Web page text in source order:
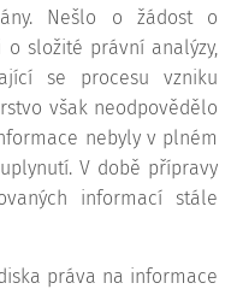
Nešlo o žádost o
složité právní analýzy,
se procesu vzniku
však neodpovědělo
nebyly v plném
V době přípravy
informací stále
práva na informace